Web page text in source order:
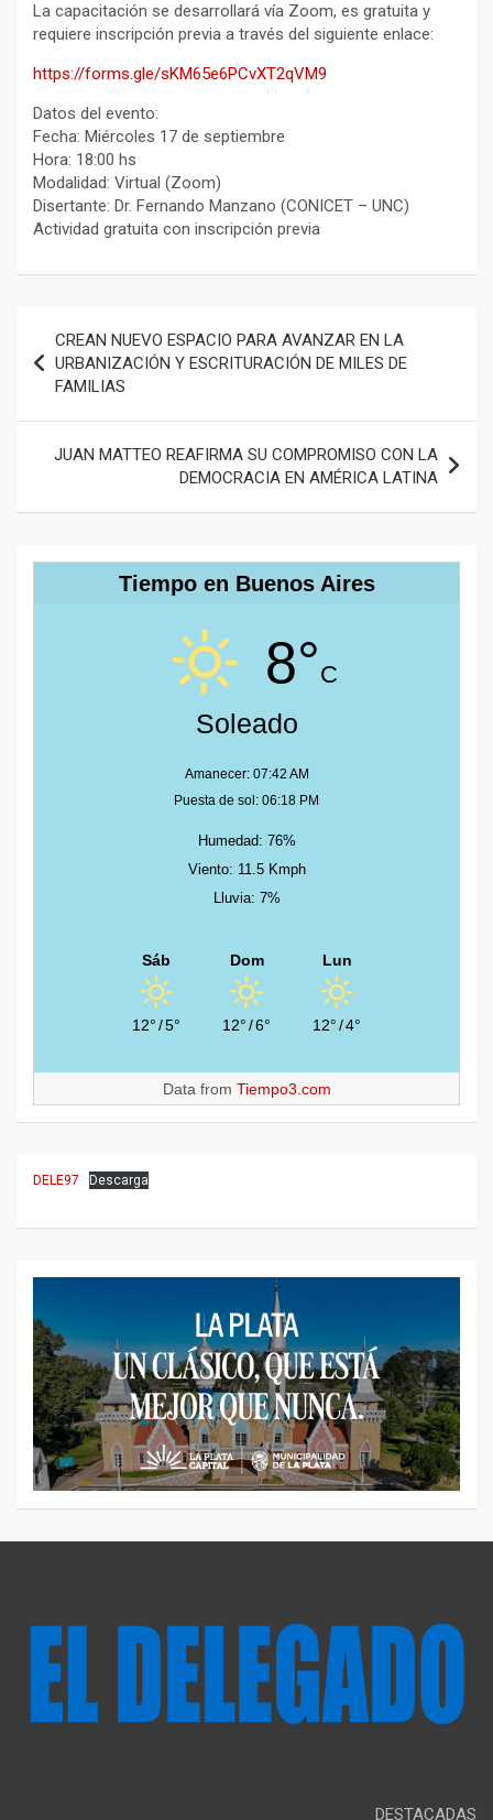
La capacitación se desarrollará vía Zoom, es gratuita y
requiere inscripción previa a través del siguiente enlace:
https://forms.gle/sKM65e6PCvXT2qVM9
Datos del evento:
Fecha: Miércoles 17 de septiembre
Hora: 18:00 hs
Modalidad: Virtual (Zoom)
Disertante: Dr. Fernando Manzano (CONICET – UNC)
Actividad gratuita con inscripción previa
de
entradas
CREAN NUEVO ESPACIO PARA AVANZAR EN LA
URBANIZACIÓN Y ESCRITURACIÓN DE MILES DE
FAMILIAS
JUAN MATTEO REAFIRMA SU COMPROMISO CON LA
DEMOCRACIA EN AMÉRICA LATINA
Tiempo en Buenos Aires
8°C
Soleado
Amanecer: 07:42 AM
Puesta de sol: 06:18 PM
Humedad: 76%
Viento: 11.5 Kmph
Lluvia: 7%
Sáb
12°/5°
Dom
12°/6°
Lun
12°/4°
Data from Tiempo3.com
DELE97 Descarga
DESTACADAS